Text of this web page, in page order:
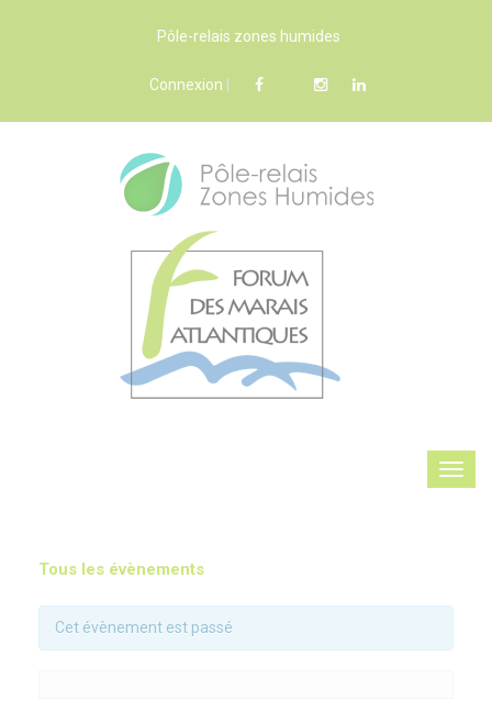
Pôle-relais zones humides
Connexion
Tous les évènements
Cet évènement est passé